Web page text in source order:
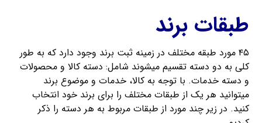
طبقات برند
۴۵ مورد طبقه مختلف در زمینه ثبت برند وجود دارد که به طور
کلی به دو دسته تقسیم میشوند شامل: دسته کالا و محصولات
و دسته خدمات. با توجه به کالا، خدمات و موضوع برند
میتوانید هر یک از طبقات مختلف را برای برند خود انتخاب
کنید. در زیر چند مورد از طبقات مربوط به هر دسته را ذکر